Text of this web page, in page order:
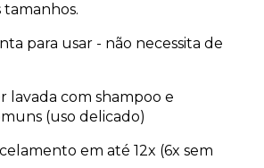
para usar - não necessita de
lavada com shampoo e
(uso delicado)
em até 12x (6x sem